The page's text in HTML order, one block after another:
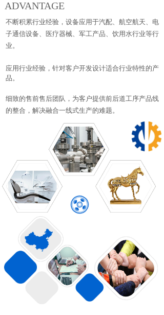
不断积累行业经验，设备应用于汽配、航空航天、电
子通信设备、医疗器械、军工产品、饮用水行业等行
业。
应用行业经验，针对客户开发设计适合行业特性的产
品。
细致的售前售后团队，为客户提供前后道工序产品线
的整合，解决融合一线式生产的难题。
ADVANTAGE